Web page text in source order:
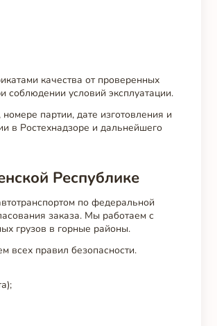
качества от проверенных
соблюдении условий эксплуатации.
партии, дате изготовления и
в Ростехнадзоре и дальнейшего
Республике
по федеральной
заказа. Мы работаем с
грузов в горные районы.
всех правил безопасности.